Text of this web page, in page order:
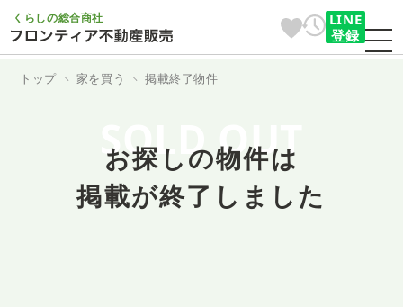
くらしの総合商社
LINE
登録
トップ 家を買う 掲載終了物件
SOLD OUT
お探しの物件は
掲載が終了しました